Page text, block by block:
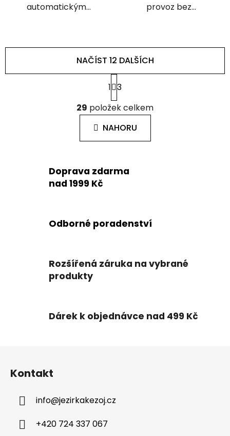
automatickým...
provoz bez...
O
v
l
á
d
c
í
k
p
NAČÍST 12 DALŠÍCH
S
t
r
á
n
k
n
í
1 3
29 položek celkem
NAHORU
Doprava zdarma
nad 1999 Kč
Odborné poradenství
Rozšířená záruka na vybrané
produkty
Dárek k objednávce nad 499 Kč
Kontakt
info@jezirkakezoj.cz
+420 724 337 067